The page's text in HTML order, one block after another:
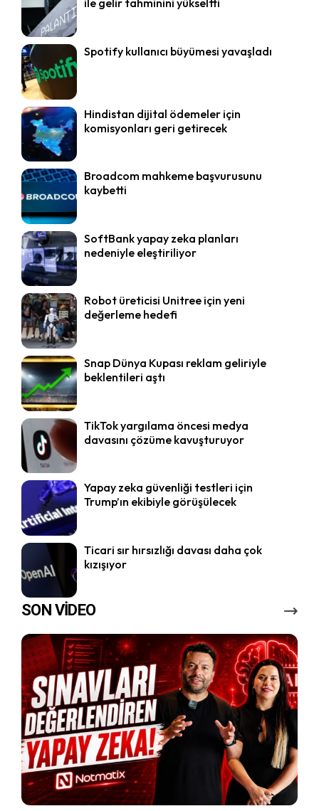
ile gelir tahminini yükseltti
Spotify kullanıcı büyümesi yavaşladı
Hindistan dijital ödemeler için
komisyonları geri getirecek
Broadcom mahkeme başvurusunu
kaybetti
SoftBank yapay zeka planları
nedeniyle eleştiriliyor
Robot üreticisi Unitree için yeni
değerleme hedefi
Snap Dünya Kupası reklam geliriyle
beklentileri aştı
TikTok yargılama öncesi medya
davasını çözüme kavuşturuyor
Yapay zeka güvenliği testleri için
Trump’ın ekibiyle görüşülecek
Ticari sır hırsızlığı davası daha çok
kızışıyor
SON VİDEO